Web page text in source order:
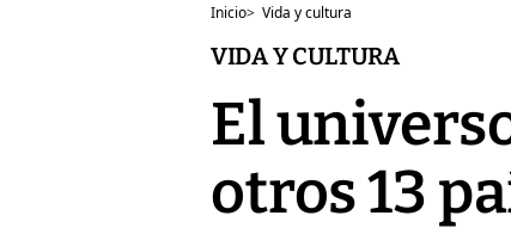
Inicio> Vida y cultura
VIDA Y CULTURA
El
otros 13